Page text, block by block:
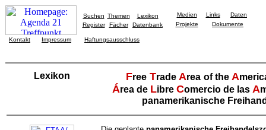
Suchen Themen
Lexikon
Register
Fächer Datenbank
Medien Links
Daten
Projekte
Dokumente
Kontakt Impressum Haftungsausschluss
Lexikon Free Trade Area of the A
Área de Libre Comercio de las A
panamerikanische